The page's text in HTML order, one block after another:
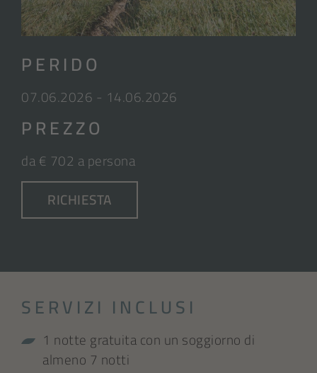
PERIDO
07.06.2026 - 14.06.2026
PREZZO
da € 702 a persona
RICHIESTA
SERVIZI INCLUSI
1 notte gratuita con un soggiorno di
almeno 7 notti